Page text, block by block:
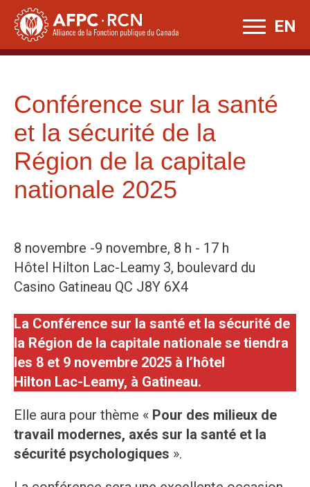
Skip
content
EN
Conférence sur la santé
et la sécurité de la
Région de la capitale
nationale 2025
8 novembre -9 novembre, 8 h - 17 h
Hôtel Hilton Lac-Leamy 3, boulevard du
Casino Gatineau QC J8Y 6X4
La Conférence sur la santé et la sécurité de
la Région de la capitale nationale se tiendra
les 8 et 9 novembre 2025 à l’hôtel
Hilton Lac-Leamy, à Gatineau.
Elle aura pour thème « Pour des milieux de
travail modernes, axés sur la santé et la
sécurité psychologiques ».